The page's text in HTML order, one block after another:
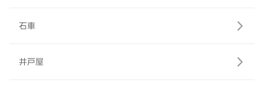
石車
井戸屋